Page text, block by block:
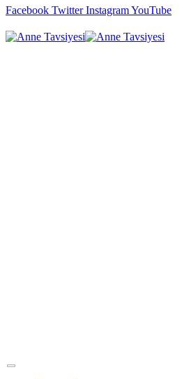
Facebook Twitter InstagramYouTube